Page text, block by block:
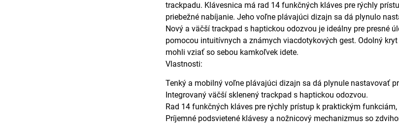
trackpadu. Klávesnica má rad 14 funkčných kláves pre rýchly
priebežné nabíjanie. Jeho voľne plávajúci dizajn sa dá plynulo
Nový a väčší trackpad s haptickou odozvou je ideálny pre presné
pomocou intuitívnych a známych viacdotykových gest. Odolný
mohli vziať so sebou kamkoľvek idete.
Vlastnosti:
Tenký a mobilný voľne plávajúci dizajn sa dá plynule nastavovať
Integrovaný väčší sklenený trackpad s haptickou odozvou.
Rad 14 funkčných kláves pre rýchly prístup k praktickým
Príjemné podsvietené klávesy a nožnicový mechanizmus so